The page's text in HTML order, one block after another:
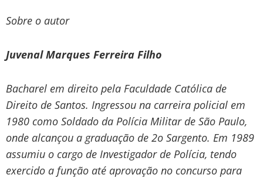
Sobre o autor
Juvenal Marques Ferreira Filho
Bacharel em direito pela Faculdade Católica de
Direito de Santos. Ingressou na carreira policial em
1980 como Soldado da Polícia Militar de São Paulo,
onde alcançou a graduação de 2o Sargento. Em 1989
assumiu o cargo de Investigador de Polícia, tendo
exercido a função até aprovação no concurso para